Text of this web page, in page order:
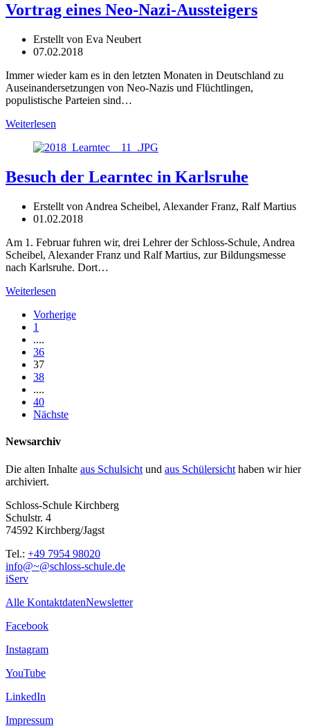
Vortrag eines Neo-Nazi-Aussteigers
Erstellt von Eva Neubert
07.02.2018
Immer wieder kam es in den letzten Monaten in Deutschland zu
Auseinandersetzungen von Neo-Nazis und Flüchtlingen,
populistische Parteien sind…
Weiterlesen
Besuch der Learntec in Karlsruhe
Erstellt von Andrea Scheibel, Alexander Franz, Ralf Martius
01.02.2018
Am 1. Februar fuhren wir, drei Lehrer der Schloss-Schule, Andrea
Scheibel, Alexander Franz und Ralf Martius, zur Bildungsmesse
nach Karlsruhe. Dort…
Weiterlesen
Vorherige
1
....
36
37
38
....
40
Nächste
Newsarchiv
Die alten Inhalte aus Schulsicht und aus Schülersicht haben wir hier
archiviert.
Schloss-Schule Kirchberg
Schulstr. 4
74592 Kirchberg/Jagst
Tel.: +49 7954 98020
info@~@schloss-schule.de
iServ
Alle KontaktdatenNewsletter
Facebook
Instagram
YouTube
LinkedIn
Impressum